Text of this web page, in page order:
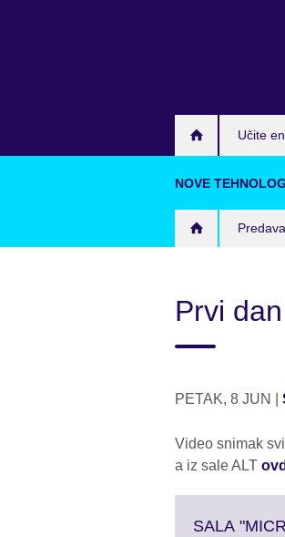
Učite
NOVE
Prvi
PETAK, 8 JUN |
Video snimak
a iz sale ALT
SALA